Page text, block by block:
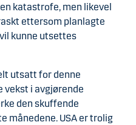
katastrofe, men likevel
ettersom planlagte
kunne utsettes
utsatt for denne
vekst i avgjørende
den skuffende
månedene. USA er trolig